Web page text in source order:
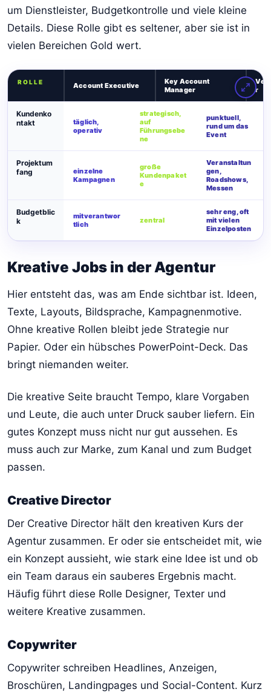
um Dienstleister, Budgetkontrolle und viele kleine
Details. Diese Rolle gibt es seltener, aber sie ist in
vielen Bereichen Gold wert.
ROLLE Account Executive
Key Account
Manager
r
Kundenko
ntakt
täglich,
operativ
strategisch,
auf
Führungsebe
ne
punktuell,
rund um das
Event
Projektum
fang
einzelne
Kampagnen
große
Kundenpaket
e
Veranstaltun
gen,
Roadshows,
Messen
Budgetblic
k
mitverantwor
tlich
zentral
sehr eng, oft
mit vielen
Einzelposten
Kreative Jobs in der Agentur
Hier entsteht das, was am Ende sichtbar ist. Ideen,
Texte, Layouts, Bildsprache, Kampagnenmotive.
Ohne kreative Rollen bleibt jede Strategie nur
Papier. Oder ein hübsches PowerPoint-Deck. Das
bringt niemanden weiter.
Die kreative Seite braucht Tempo, klare Vorgaben
und Leute, die auch unter Druck sauber liefern. Ein
gutes Konzept muss nicht nur gut aussehen. Es
muss auch zur Marke, zum Kanal und zum Budget
passen.
Creative Director
Der Creative Director hält den kreativen Kurs der
Agentur zusammen. Er oder sie entscheidet mit, wie
ein Konzept aussieht, wie stark eine Idee ist und ob
ein Team daraus ein sauberes Ergebnis macht.
Häufig führt diese Rolle Designer, Texter und
weitere Kreative zusammen.
Copywriter
Copywriter schreiben Headlines, Anzeigen,
Broschüren, Landingpages und Social-Content. Kurz